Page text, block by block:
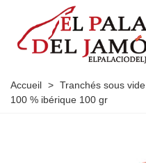
Accueil > Tranchés sous vide
100 % ibérique 100 gr